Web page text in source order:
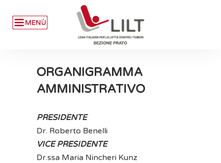
ORGANIGRAMMA
AMMINISTRATIVO
PRESIDENTE
Dr. Roberto Benelli
VICE PRESIDENTE
Dr.ssa Maria Nincheri Kunz